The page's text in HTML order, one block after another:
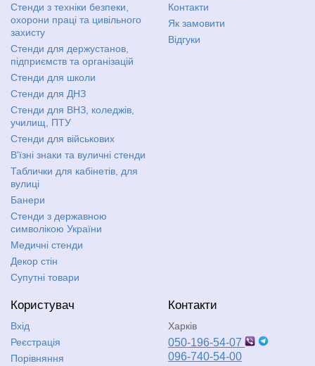
Стенди з техніки безпеки,
охорони праці та цивільного
захисту
Стенди для держустанов,
підприємств та організацій
Стенди для школи
Стенди для ДНЗ
Стенди для ВНЗ, коледжів,
училищ, ПТУ
Стенди для військових
В'їзні знаки та вуличні стенди
Таблички для кабінетів, для
вулиці
Банери
Стенди з державною
символікою України
Медичні стенди
Декор стін
Супутні товари
Контакти
Як замовити
Відгуки
Користувач
Вхід
Реєстрація
Порівняння
Контакти
Харків
050-196-54-07
096-740-54-00